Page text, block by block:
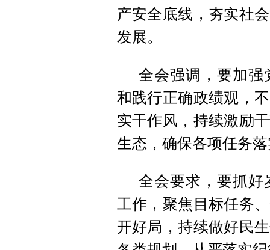
产安全底线，夯实社
发展。
全会强调，要加强
和践行正确政绩观，
实干作风，持续激励
生态，确保各项任务
全会要求，要抓好
工作，聚焦目标任务
开好局，持续做好民